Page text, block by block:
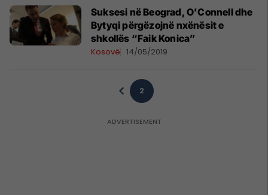
Suksesi në Beograd, O’Connell dhe
Bytyqi përgëzojnë nxënësit e
shkollës “Faik Konica”
Kosovë 14/05/2019
2